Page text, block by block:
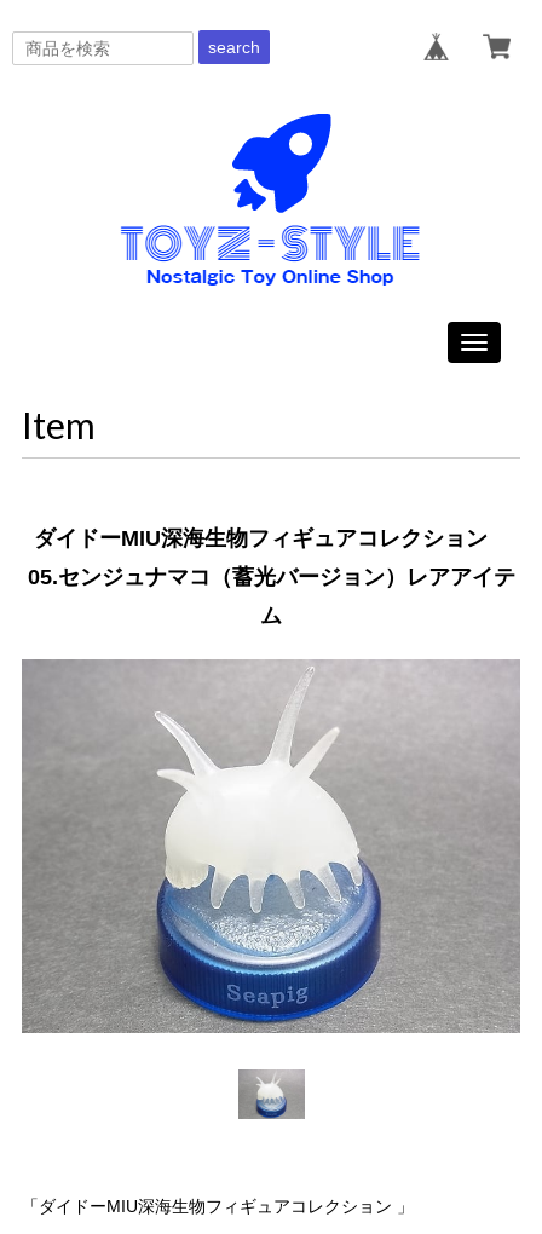
search
Toggle
Item
ダイドーMIU深海生物フィギュアコレクション
05.センジュナマコ（蓄光バージョン）レアアイテ
ム
「ダイドーMIU深海生物フィギュアコレクション 」